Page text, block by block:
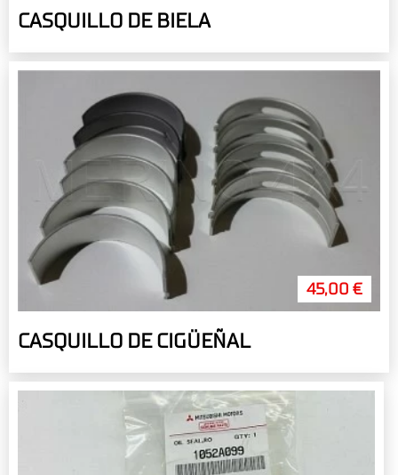
CASQUILLO DE BIELA
45,00 €
CASQUILLO DE CIGÜEÑAL